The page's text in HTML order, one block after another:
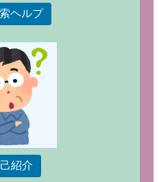
ヘルプ
紹介